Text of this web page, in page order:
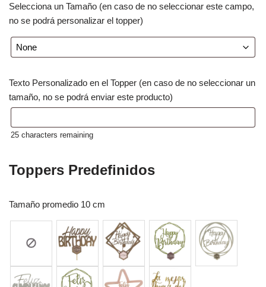
Selecciona un Tamaño (en caso de no seleccionar este campo,
no se podrá personalizar el topper)
Texto Personalizado en el Topper (en caso de no seleccionar un
tamaño, no se podrá enviar este producto)
25 characters remaining
Toppers Predefinidos
Tamaño promedio 10 cm